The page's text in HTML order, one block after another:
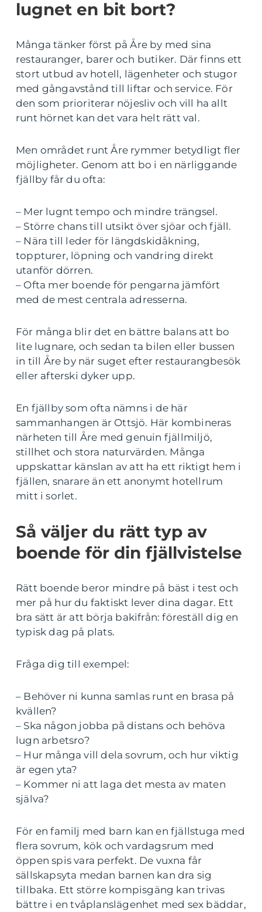
lugnet en bit bort?
Många tänker först på Åre by med sina
restauranger, barer och butiker. Där finns ett
stort utbud av hotell, lägenheter och stugor
med gångavstånd till liftar och service. För
den som prioriterar nöjesliv och vill ha allt
runt hörnet kan det vara helt rätt val.
Men området runt Åre rymmer betydligt fler
möjligheter. Genom att bo i en närliggande
fjällby får du ofta:
– Mer lugnt tempo och mindre trängsel.
– Större chans till utsikt över sjöar och fjäll.
– Nära till leder för längdskidåkning,
toppturer, löpning och vandring direkt
utanför dörren.
– Ofta mer boende för pengarna jämfört
med de mest centrala adresserna.
För många blir det en bättre balans att bo
lite lugnare, och sedan ta bilen eller bussen
in till Åre by när suget efter restaurangbesök
eller afterski dyker upp.
En fjällby som ofta nämns i de här
sammanhangen är Ottsjö. Här kombineras
närheten till Åre med genuin fjällmiljö,
stillhet och stora naturvärden. Många
uppskattar känslan av att ha ett riktigt hem i
fjällen, snarare än ett anonymt hotellrum
mitt i sorlet.
Så väljer du rätt typ av
boende för din fjällvistelse
Rätt boende beror mindre på bäst i test och
mer på hur du faktiskt lever dina dagar. Ett
bra sätt är att börja bakifrån: föreställ dig en
typisk dag på plats.
Fråga dig till exempel:
– Behöver ni kunna samlas runt en brasa på
kvällen?
– Ska någon jobba på distans och behöva
lugn arbetsro?
– Hur många vill dela sovrum, och hur viktig
är egen yta?
– Kommer ni att laga det mesta av maten
själva?
För en familj med barn kan en fjällstuga med
flera sovrum, kök och vardagsrum med
öppen spis vara perfekt. De vuxna får
sällskapsyta medan barnen kan dra sig
tillbaka. Ett större kompisgäng kan trivas
bättre i en tvåplanslägenhet med sex bäddar,